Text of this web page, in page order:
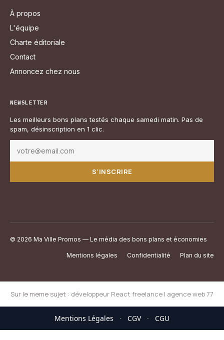
À propos
L'équipe
Charte éditoriale
Contact
Annoncez chez nous
NEWSLETTER
Les meilleurs bons plans testés chaque samedi matin. Pas de
spam, désinscription en 1 clic.
S'INSCRIRE
© 2026 Ma Ville Promos — Le média des bons plans et économies
Mentions légales Confidentialité Plan du site
Sur le meme sujet : développeur React freelance | agence web 77
Mentions Légales · CGV · CGU